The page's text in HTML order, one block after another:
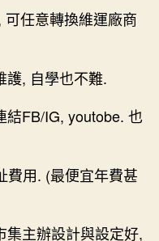
任意轉換維運廠商
護, 自學也不難.
結FB/IG, youtobe. 也
費用. (最便宜年費甚
集主辦設計與設定好,